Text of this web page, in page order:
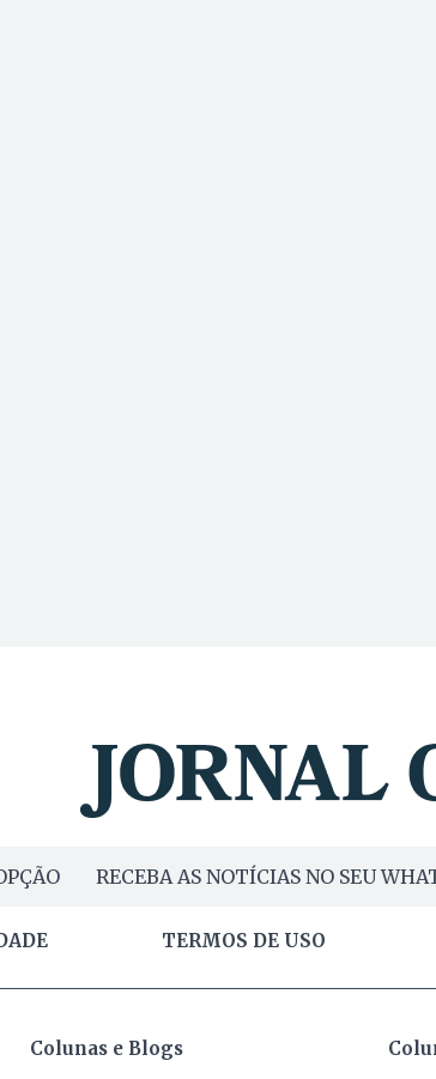
RECEBA AS NOTÍCIAS NO SEU
TERMOS DE USO
Colunas e Blogs